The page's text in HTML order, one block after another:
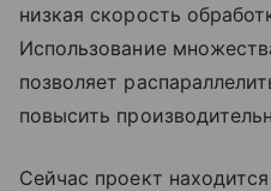
низкая скорость
Использование
позволяет
повысить
Сейчас проект